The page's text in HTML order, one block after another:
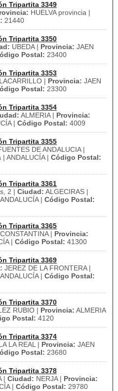
Tripartita 3349
HUELVA provincia |
21440
Tripartita 3350
UBEDA | Provincia: JAEN
Postal: 23400
Tripartita 3353
| Provincia: JAEN
Postal: 23300
Tripartita 3354
ALMERIA | Provincia:
| Código Postal: 4009
Tripartita 3355
DE ANDALUCIA |
| ANDALUCÍA | Código Postal:
Tripartita 3361
2 | Ciudad: ALGECIRAS |
| Código Postal:
Tripartita 3365
CONSTANTINA | Provincia:
| Código Postal: 41300
Tripartita 3369
JEREZ DE LA FRONTERA |
| Código Postal:
Tripartita 3370
RUBIO | Provincia: ALMERIA
Postal: 4120
Tripartita 3374
LA REAL | Provincia: JAEN
Postal: 23680
Tripartita 3378
| Ciudad: NERJA | Provincia:
| Código Postal: 29780